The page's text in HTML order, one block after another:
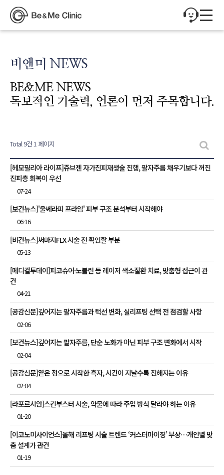
비앤미 NEWS
BE&ME NEWS
독보적인 기술력, 언론이 먼저 주목합니다.
Total 9건 1 페이지
비앤미 NEWS 목록
[헤모필리아 라이프]쥬브젠 자가진피재생술 진행, 팔자주름 채우기보다 꺼진
진피층 회복이 우선
07-24
[보건뉴스]'울쎄라피 프라임' 피부 구조 분석부터 시작해야
06-16
[비건뉴스]써마지FLX 시술 전 확인할 부분
05-13
[메디컬투데이]피코슈어·노블린 등 레이저 색소질환 치료, 맞춤형 접근이 관
건
04-21
[공감신문]깊어지는 팔자주름과 턱선 변화, 실리프팅 선택 전 점검할 사항
02-06
[보건뉴스]깊어지는 팔자주름, 단순 노화가 아닌 피부 구조 변화에서 시작
02-04
[공감신문]옅은 점으로 시작한 흑자, 시간이 지날수록 진해지는 이유
02-04
[라포르시안]스킨부스터 시술, 약물에 따라 주입 방식 달라야 하는 이유
01-20
[이코노미사이언스]올해 리프팅 시술 트렌드 ‘커스터마이징’ 부상…개인별 맞
춤 설계가 관건
01-19